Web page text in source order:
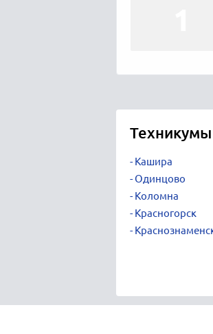
Техникумы
Кашира
Одинцово
Коломна
Красногорск